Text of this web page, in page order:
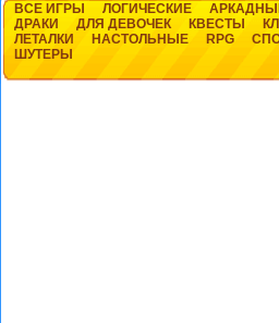
ВСЕ ИГРЫ ЛОГИЧЕСКИЕ
ДРАКИ
ДЛЯ ДЕВОЧЕК КВЕСТЫ
ЛЕТАЛКИ
НАСТОЛЬНЫЕ RPG
ШУТЕРЫ